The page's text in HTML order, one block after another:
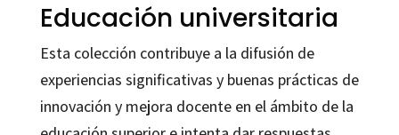
Educación universitaria
Esta colección contribuye a la difusión de
experiencias significativas y buenas prácticas de
innovación y mejora docente en el ámbito de la